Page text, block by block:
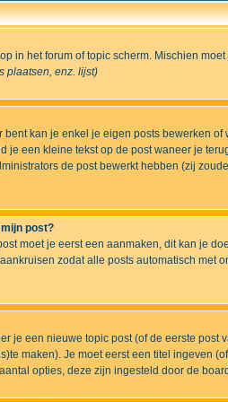
in het forum of topic scherm. Mischien
plaatsen, enz. lijst)
kan je enkel je eigen posts bewerken
je een kleine tekst op de post waneer je
de post bewerkt hebben (zij
post?
moet je eerst een aanmaken, dit kan je
zodat alle posts automatisch
je een nieuwe topic post (of de eerste post
maken). Je moet eerst een titel ingeven
opties, deze zijn ingesteld door de